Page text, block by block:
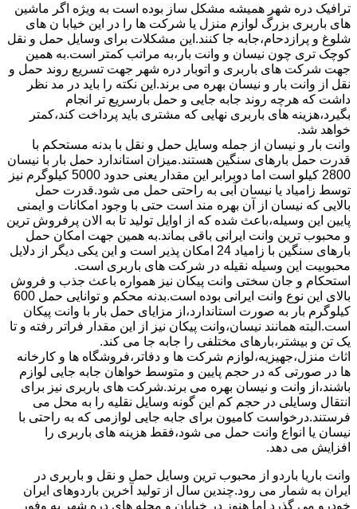
ترافیک دره شهر همیشه مشکل ساز بوده است به ویژه اگر ماشین
های باربری بزرگ لوازم منزل یا شرکت ها را در این خیابا ن های
شلوغ و پرازدحام،جابه جا کنند.این مشکلات برای وسایل حمل و نقل
کوچک تری چون نیسان و وانت بار،به مراتب کمتر است.به همین
جهت شرکت های باربری و اتوبار دره شهر جهت تسریع روند حمل و
نقل از وانت بار و نیسان بهره می برند.این نکته را باید در مد نظر
داشت که هرچه روند جابه جایی و حمل بارسریع تر انجام
بگیرد،هزینه های باربری نهایی که مشتری باید پرداخت کند،کمتر
خواهد شد.
وانت بار و نیسان از جمله وسایل حمل و نقل با بدنه مستحکم با
قدرت حمل بارهای سنگین هستند.میزان استاندارد حمل بار با نیسان
2800 کیلو است اما دوبرابر این مقدار یعنی حدود 5000 کیلوگرم نیز
توسط زامیاد یا نیسان آبی به راحتی حمل می شود.قدرت حمل
بالایی که نیسان از آن بهره مند است حتی با وجود امکانات و ایمنی
پایین این وسیله،باعث شده که از اوایل تولید تا به الان پرفروش ترین
و محبوب ترین وانت ایرانی باقی بماند.به همین جهت امکان حمل
بارهای سنگین با زامیاد 24 امکان پذیر است و این یکی دیگر از دلایل
محبوبیت این وسیله نقیله در شرکت های باربری است.
استحکام و جان سختی وانت پیکان نیز همواره باعث جذب و فروش
بالای این نوع وانت ایرانی بوده است.بدنه محکم و توانایی حمل 600
کیلوگرم بار به صورت استاندارد،از مزایای حمل بار با وانت پیکان
است.البته همانند نیسان،وانت پیکان نیز از این مقدار فراتر رفته و تا
یک تن و بیشتر،بارهای مختلفی را جابه جا می کند.
اثاث منزل،جهیزیه،لوازم شرکت ها و دفاتر،فروشگاه ها و کارخانه
ها در صورتی که در حجم پایین و متوسط خواهان جابه جایی لوازم
باشند،از وانت و نیسان بهره می برند.شرکت های باربری نیز برای
انتقال وسایلی در حجم کم این گونه وسایل نقلیه را به محل می
فرستند.درخواست کامیون برای جابه جایی لوازمی که به راحتی با
نیسان یا انواع وانت حمل می شود،فقط هزینه های باربری را
افزایش می دهد.
وانت باریا باردو از محبوب ترین وسایل حمل و نقل و باربری در
ایران به شمار می رود.چندین سال از تولید آخرین باردوهای ایران
خودرو می گذرد اما هنوز در خیابان و محله های دره شهر به وفور